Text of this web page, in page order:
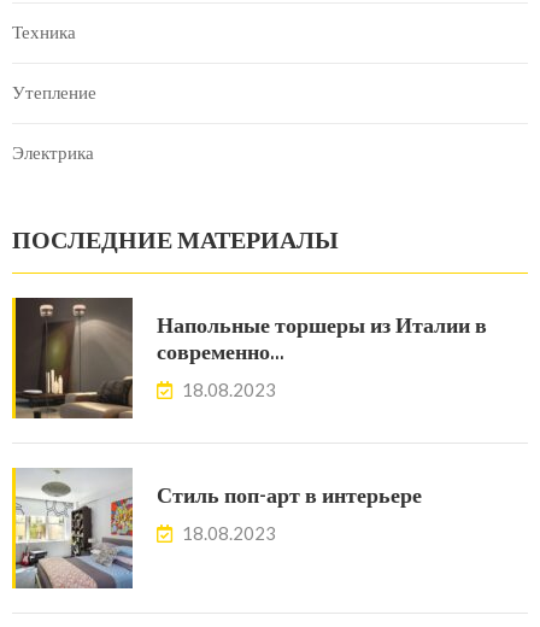
Техника
Утепление
Электрика
ПОСЛЕДНИЕ МАТЕРИАЛЫ
Напольные торшеры из Италии в
современно…
18.08.2023
Стиль поп-арт в интерьере
18.08.2023